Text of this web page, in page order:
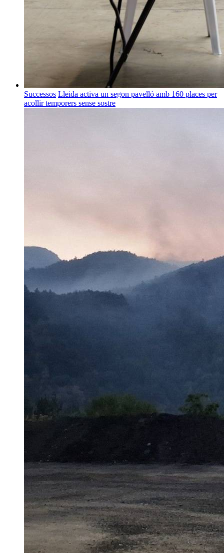
Successos Lleida activa un segon pavelló amb 160 places per
acollir temporers sense sostre